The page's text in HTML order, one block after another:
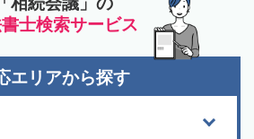
士検索サービス
エリアから探す